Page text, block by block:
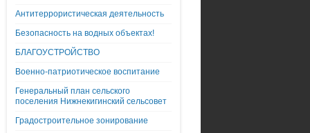
Антитеррористическая деятельность
Безопасность на водных объектах!
БЛАГОУСТРОЙСТВО
Военно-патриотическое воспитание
Генеральный план сельского
поселения Нижнекигинский сельсовет
Градостроительное зонирование